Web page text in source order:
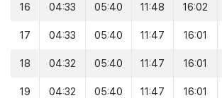
16 04:33 05:40 11:48 16:02
17 04:33 05:40 11:47 16:01
18 04:32 05:40 11:47 16:01
19 04:32 05:40 11:47 16:01